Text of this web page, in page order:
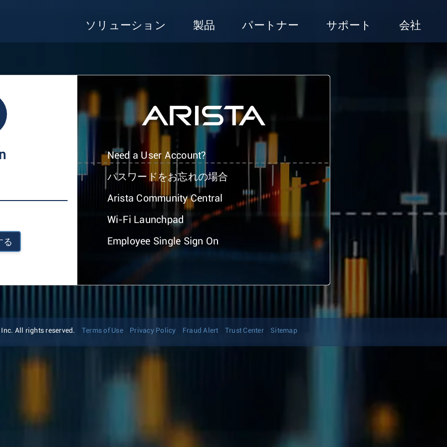
ソリューション 製品 パートナー サポート 会社
る
Need a User Account?
パスワードをお忘れの場合
Arista Community Central
Wi-Fi Launchpad
Employee Single Sign On
All rights reserved. Terms of Use Privacy Policy Fraud Alert Trust Center Sitemap